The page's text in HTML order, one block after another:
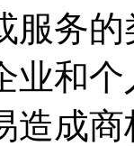
服务
业和
造成